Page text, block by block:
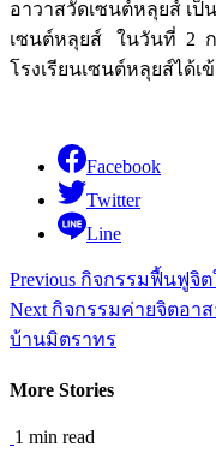
อาวาสวัดเซนต์หลุยส์ เ
เซนต์หลุยส์ ในวันที่ 2 ก
โรงเรียนเซนต์หลุยส์ได้
Facebook
Twitter
Line
Continue
Reading
Previous กิจกรรมฟื้นฟูจิต
Next กิจกรรมค่ายจิตอา
บ้านมิตราทร
More Stories
1 min read